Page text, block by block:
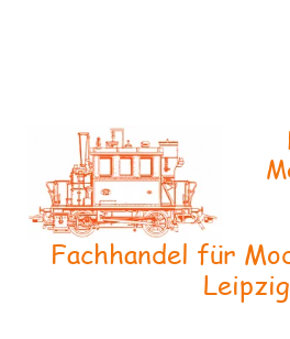
Fachhandel für
Leipzig